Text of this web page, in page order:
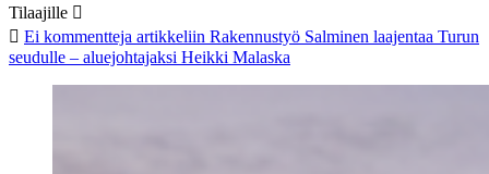
Tilaajille
Ei kommentteja artikkeliin Rakennustyö Salminen laajentaa Turun
seudulle – aluejohtajaksi Heikki Malaska